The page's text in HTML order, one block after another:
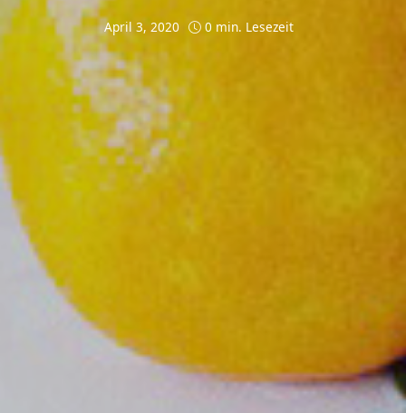
April 3, 2020 0 min. Lesezeit